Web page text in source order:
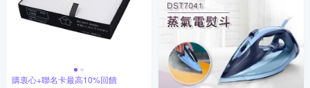
購衷心+聯名卡最高10%回饋